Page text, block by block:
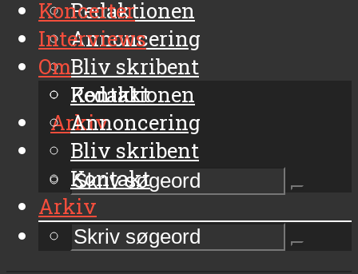
Redaktionen
Annoncering
Bliv skribent
Kontakt
Arkiv
Koncerter
Interviews
Om
Redaktionen
Annoncering
Bliv skribent
Kontakt
Arkiv